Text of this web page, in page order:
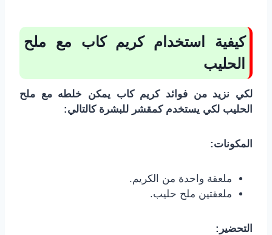
كيفية استخدام كريم كاب مع ملح
الحليب
لكي نزيد من فوائد كريم كاب يمكن خلطه مع ملح
الحليب لكي يستخدم كمقشر للبشرة كالتالي:
المكونات:
ملعقة واحدة من الكريم.
ملعقتين ملح حليب.
التحضير: